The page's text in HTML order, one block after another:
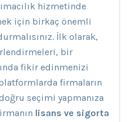
hizmetinde
için birkaç önemli
İlk olarak,
bir
fikir edinmenizi
firmaların
seçimi yapmanıza
lisans ve sigorta